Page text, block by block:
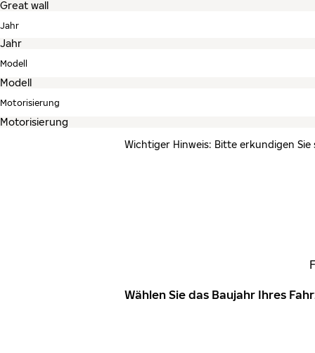
Jahr
Modell
Motorisierung
Wichtiger Hinweis: Bitte erkundigen
Wählen Sie das Baujahr Ihres